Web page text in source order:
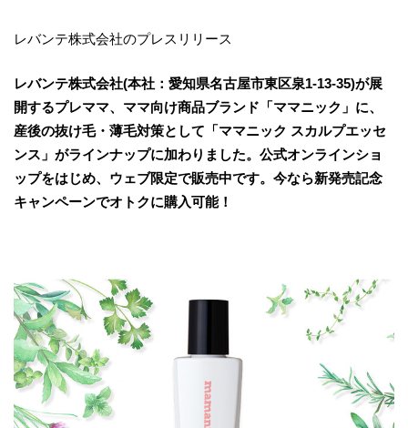
レバンテ株式会社のプレスリリース
レバンテ株式会社(本社：愛知県名古屋市東区泉1-13-35)が展
開するプレママ、ママ向け商品ブランド「ママニック」に、
産後の抜け毛・薄毛対策として「ママニック スカルプエッセ
ンス」がラインナップに加わりました。公式オンラインショ
ップをはじめ、ウェブ限定で販売中です。今なら新発売記念
キャンペーンでオトクに購入可能！